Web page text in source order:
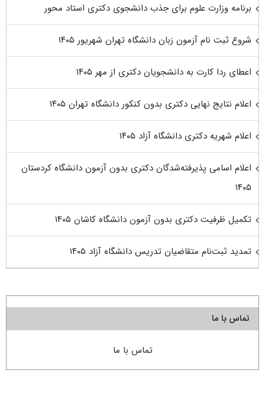
برنامه وزارت علوم برای جذب دانشجوی دکتری استاد محور
شروع ثبت نام آزمون زبان دانشگاه تهران شهریور ۱۴۰۵
اعطای ردا کارت به دانشجویان دکتری از مهر ۱۴۰۵
اعلام نتایج نهایی دکتری بدون کنکور دانشگاه تهران ۱۴۰۵
اعلام شهریه دکتری دانشگاه آزاد ۱۴۰۵
اعلام اسامی پذیرفته‌شدگان دکتری بدون آزمون دانشگاه کردستان
۱۴۰۵
تکمیل ظرفیت دکتری بدون آزمون دانشگاه کاشان ۱۴۰۵
تمدید ثبت‌نام متقاضیان تدریس دانشگاه آزاد ۱۴۰۵
تماس با ما
تماس با ما